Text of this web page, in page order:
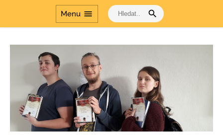
Menu menu search
Cesta dějinami a Cesta
dějinami - období